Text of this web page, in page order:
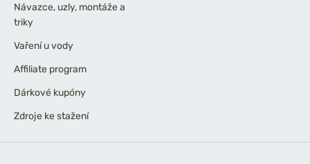
Návazce, uzly, montáže a
triky
Vaření u vody
Affiliate program
Dárkové kupóny
Zdroje ke stažení